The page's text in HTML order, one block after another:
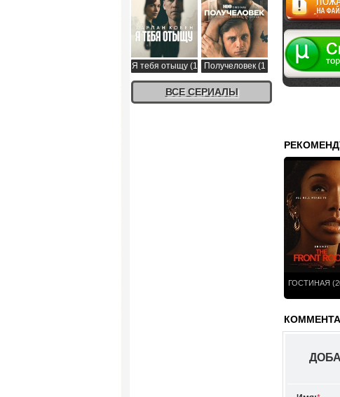
Я тебя отыщу (1
сезон)
Получеловек (1
сезон)
ВСЕ СЕРИАЛЫ
Жалоба
ГОСТИНАЯ